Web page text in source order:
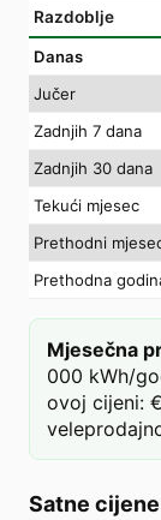
Razdoblje
Danas
Jučer
Zadnjih 7 dana
Zadnjih 30 dana
Tekući mjesec
Prethodni
Prethodna
Mjesečna
000 kWh/
ovoj cijeni:
Satne